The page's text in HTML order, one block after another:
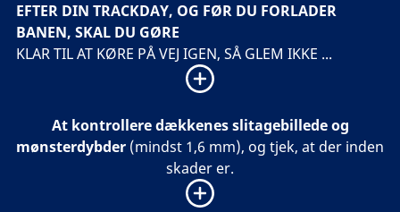
EFTER DIN TRACKDAY, OG FØR DU FORLADER
BANEN, SKAL DU GØRE
KLAR TIL AT KØRE PÅ VEJ IGEN, SÅ GLEM IKKE ...
At kontrollere dækkenes slitagebillede og
mønsterdybder (mindst 1,6 mm), og tjek, at der inden
skader er.